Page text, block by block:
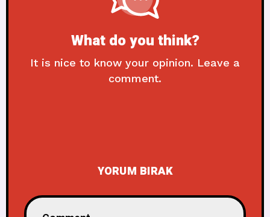
What do you think?
It is nice to know your opinion. Leave a
comment.
YORUM BIRAK